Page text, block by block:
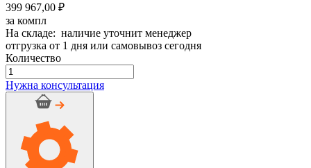
399 967,00 ₽
за компл
На складе: наличие уточнит менеджер
отгрузка от 1 дня или самовывоз сегодня
Количество
Количество
товара
Дымоход
керамический
250мм
Нужна консультация